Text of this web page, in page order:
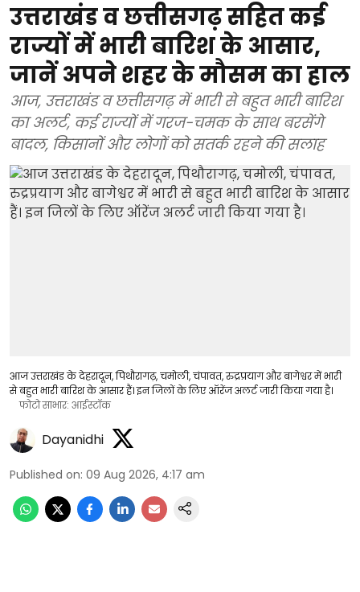
उत्तराखंड व छत्तीसगढ़ सहित कई
राज्यों में भारी बारिश के आसार,
जानें अपने शहर के मौसम का हाल
आज, उत्तराखंड व छत्तीसगढ़ में भारी से बहुत भारी बारिश
का अलर्ट, कई राज्यों में गरज-चमक के साथ बरसेंगे
बादल, किसानों और लोगों को सतर्क रहने की सलाह
आज उत्तराखंड के देहरादून, पिथौरागढ़, चमोली, चंपावत, रुद्रप्रयाग और बागेश्वर में भारी
से बहुत भारी बारिश के आसार हैं। इन जिलों के लिए ऑरेंज अलर्ट जारी किया गया है।
फोटो साभार: आईस्टॉक
Dayanidhi
Published on: 09 Aug 2026, 4:17 am